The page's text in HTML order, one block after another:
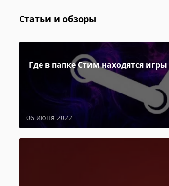
Статьи и обзоры
Где в папке Стим находятся игры
06 июня 2022